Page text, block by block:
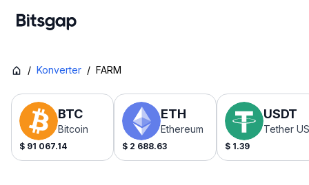
/ Konverter / FARM
BTC
Bitcoin
$ 91 067.14
ETH
Ethereum
$ 2 688.63
USDT
Tether
$ 1.39